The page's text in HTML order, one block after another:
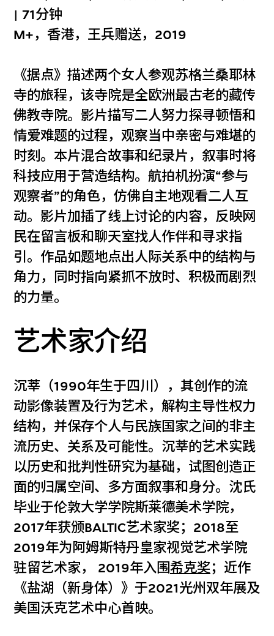
| 71分钟
M+，香港，王兵赠送，2019
《据点》描述两个女人参观苏格兰桑耶林
寺的旅程，该寺院是全欧洲最古老的藏传
佛教寺院。影片描写二人努力探寻顿悟和
情爱难题的过程，观察当中亲密与难堪的
时刻。本片混合故事和纪录片，叙事时将
科技应用于营造结构。航拍机扮演“参与
观察者”的角色，仿佛自主地观看二人互
动。影片加插了线上讨论的内容，反映网
民在留言板和聊天室找人作伴和寻求指
引。作品如题地点出人际关系中的结构与
角力，同时指向紧抓不放时、积极而剧烈
的力量。
艺术家介绍
沉莘（1990年生于四川），其创作的流
动影像装置及行为艺术，解构主导性权力
结构，并保存个人与民族国家之间的非主
流历史、关系及可能性。沉莘的艺术实践
以历史和批判性研究为基础，试图创造正
面的归属空间、多方面叙事和身分。沈氏
毕业于伦敦大学学院斯莱德美术学院，
2017年获颁BALTIC艺术家奖；2018至
2019年为阿姆斯特丹皇家视觉艺术学院
驻留艺术家， 2019年入围希克奖；近作
《盐湖（新身体）》于2021光州双年展及
美国沃克艺术中心首映。